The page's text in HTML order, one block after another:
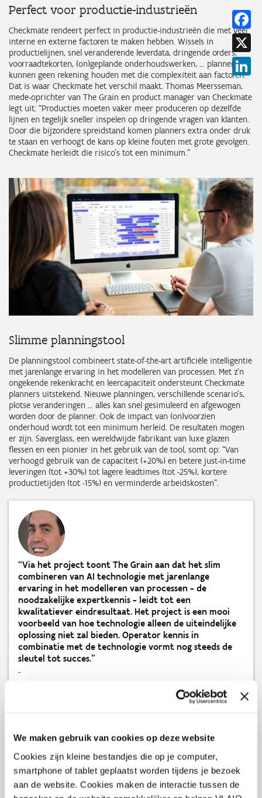
We maken gebruik van cookies op deze website
Cookies zijn kleine bestandjes die op je computer,
smartphone of tablet geplaatst worden tijdens je bezoek
aan de website. Cookies maken de interactie tussen de
Perfect voor productie-industrieën
Checkmate rendeert perfect in productie-industrieën die met veel
interne en externe factoren te maken hebben. Wissels in
productielijnen, snel veranderende leverdata, dringende orders,
voorraadtekorten, (on)geplande onderhoudswerken, … planners
kunnen geen rekening houden met die complexiteit aan factoren.
Dat is waar Checkmate het verschil maakt. Thomas Meersseman,
mede-oprichter van The Grain en product manager van Checkmate
legt uit: “Producties moeten vaker meer produceren op dezelfde
lijnen en tegelijk sneller inspelen op dringende vragen van klanten.
Door die bijzondere spreidstand komen planners extra onder druk
te staan en verhoogt de kans op kleine fouten met grote gevolgen.
Checkmate herleidt die risico’s tot een minimum.”
Slimme planningstool
De planningstool combineert state-of-the-art artificiële intelligentie
met jarenlange ervaring in het modelleren van processen. Met z’n
ongekende rekenkracht en leercapaciteit ondersteunt Checkmate
planners uitstekend. Nieuwe planningen, verschillende scenario’s,
plotse veranderingen … alles kan snel gesimuleerd en afgewogen
worden door de planner. Ook de impact van (on)voorzien
onderhoud wordt tot een minimum herleid. De resultaten mogen
er zijn. Saverglass, een wereldwijde fabrikant van luxe glazen
flessen en een pionier in het gebruik van de tool, somt op: “Van
verhoogd gebruik van de capaciteit (+20%) en betere just-in-time
leveringen (tot +30%) tot lagere leadtimes (tot -25%), kortere
productietijden (tot -15%) en verminderde arbeidskosten”.
“Via het project toont The Grain aan dat het slim
combineren van AI technologie met jarenlange
ervaring in het modelleren van processen - de
noodzakelijke expertkennis - leidt tot een
kwalitatiever eindresultaat. Het project is een mooi
voorbeeld van hoe technologie alleen de uiteindelijke
oplossing niet zal bieden. Operator kennis in
combinatie met de technologie vormt nog steeds de
sleutel tot succes.”
-
AI en de planner hand in hand
Tegelijk leert Checkmate ook van de ervaren planners. Michael
Thiou, production planning manager bij Saverglass: “De tool